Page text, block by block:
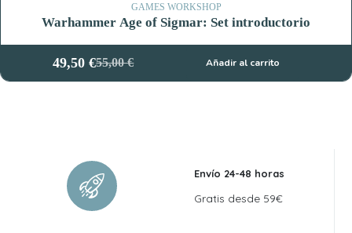
47,50 €.
45,13 €.GAMES WORKSHOP
Warhammer Age of Sigmar: Set introductorio
55,00€
El
precio
49,50€El
precio
Añadir al carrito
Envío 24-48 horas
Gratis desde 59€